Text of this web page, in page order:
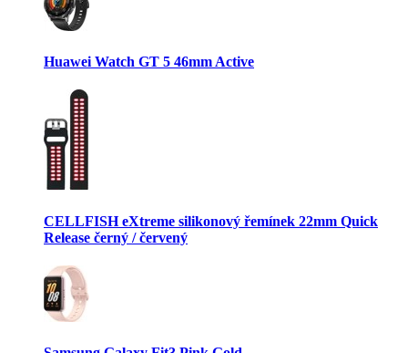
Huawei Watch GT 5 46mm Active
CELLFISH eXtreme silikonový řemínek 22mm Quick
Release černý / červený